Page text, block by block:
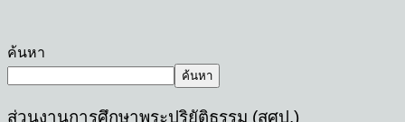
ค้นหา
ค้นหา
ส่วนงานการศึกษาพระปริยัติธรรม (สศป.)